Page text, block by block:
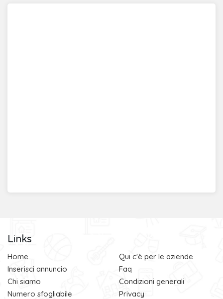
Links
Home
Inserisci annuncio
Chi siamo
Numero sfogliabile
Qui c'è per le aziende
Faq
Condizioni generali
Privacy